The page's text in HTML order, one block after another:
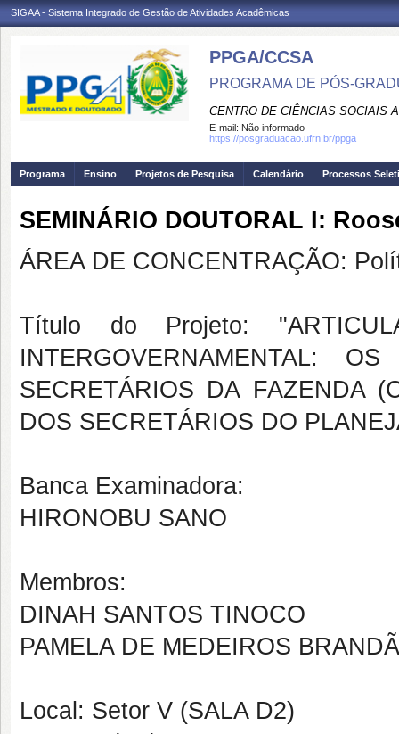
SIGAA - Sistema Integrado de Gestão de Atividades Acadêmicas
PPGA/CCSA
PROGRAMA DE PÓS-
CENTRO DE CIÊNCIAS SOCIAIS
E-mail: Não informado
https://posgraduacao.ufrn.br/ppga
Programa Ensino Projetos de Pesquisa Calendário Processos
SEMINÁRIO DOUTORAL I:
ÁREA DE CONCENTRAÇÃO:
Título do Projeto:
INTERGOVERNAMENTAL:
SECRETÁRIOS DA FAZENDA
DOS SECRETÁRIOS DO
Banca Examinadora:
HIRONOBU SANO
Membros:
DINAH SANTOS TINOCO
PAMELA DE MEDEIROS
Local: Setor V (SALA D2)